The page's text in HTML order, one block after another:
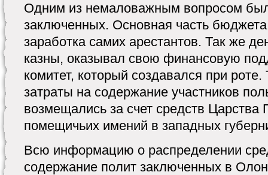
Одним из немаловажным вопросом
заключенных. Основная часть
заработка самих арестантов. Так же
казны, оказывал свою финансовую
комитет, который создавался при
затраты на содержание участников
возмещались за счет средств Царства
помещичьих имений в западных
Всю информацию о распределении
содержание полит заключенных в